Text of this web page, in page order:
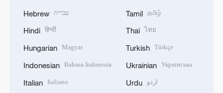
Hebrew עברית
Hindi हिन्दी
Hungarian Magyar
Indonesian Bahasa Indonesia
Italian Italiano
Tamil தமிழ்
Thai ไทย
Turkish Türkçe
Ukrainian Українська
Urdu اردو